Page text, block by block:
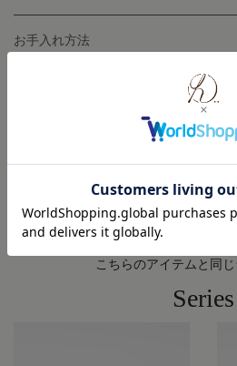
お手入れ方法
ご利用ガイド ( 配送・返品・交換につ
こちらのアイテムと同
Series